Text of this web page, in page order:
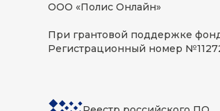
ООО «Полис Онлайн»
При грантовой поддержке
Регистрационный номер